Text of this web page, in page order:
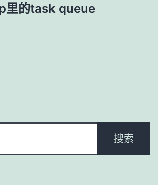
里的task queue